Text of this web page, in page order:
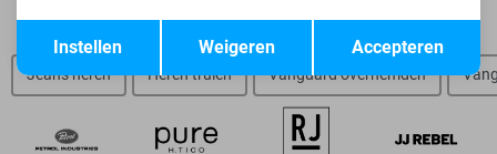
Jeans heren Heren truien Vanguard overhemden
Terug Opslaan
Accepteren
Weigeren
Instellen